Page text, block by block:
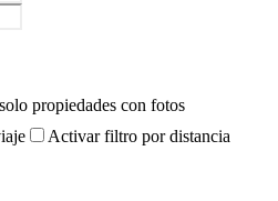
propiedades con fotos
Activar filtro por distancia